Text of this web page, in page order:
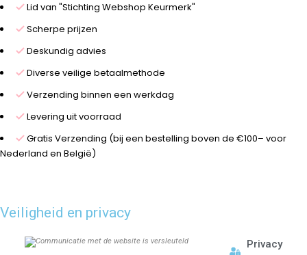
Lid van "Stichting Webshop Keurmerk"
Scherpe prijzen
Deskundig advies
Diverse veilige betaalmethode
Verzending binnen een werkdag
Levering uit voorraad
Gratis Verzending (bij een bestelling boven de €100– voor
Nederland en België)
Veiligheid en privacy
Privacy